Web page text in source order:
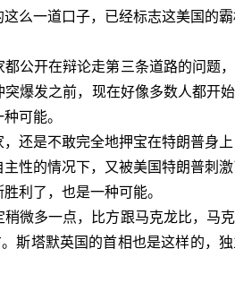
么一道口子，已经标志这美国的
都公开在辩论走第三条道路的问题
爆发之前，现在好像多数人都开
可能。
还是不敢完全地押宝在特朗普身
性的情况下，又被美国特朗普刺激
利了，也是一种可能。
微多一点，比方跟马克龙比，马
斯塔默英国的首相也是这样的，